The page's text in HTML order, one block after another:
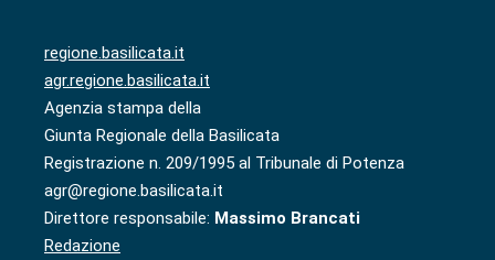
regione.basilicata.it
agr.regione.basilicata.it
Agenzia stampa della
Giunta Regionale della Basilicata
Registrazione n. 209/1995 al Tribunale di Potenza
agr@regione.basilicata.it
Direttore responsabile: Massimo Brancati
Redazione